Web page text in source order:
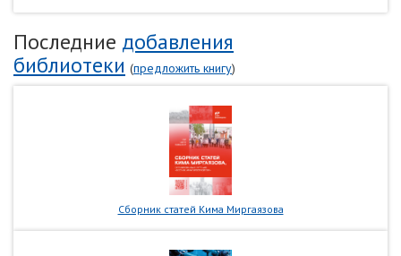
Последние добавления
библиотеки (предложить книгу)
Сборник статей Кима Миргаязова